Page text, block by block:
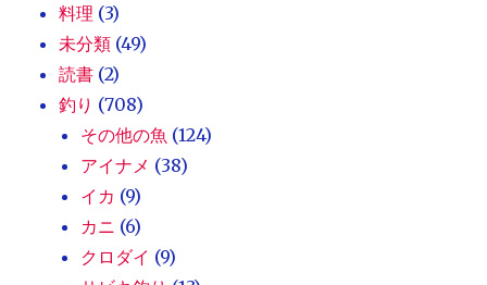
料理 (3)
未分類 (49)
読書 (2)
釣り (708)
その他の魚 (124)
アイナメ (38)
イカ (9)
カニ (6)
クロダイ (9)